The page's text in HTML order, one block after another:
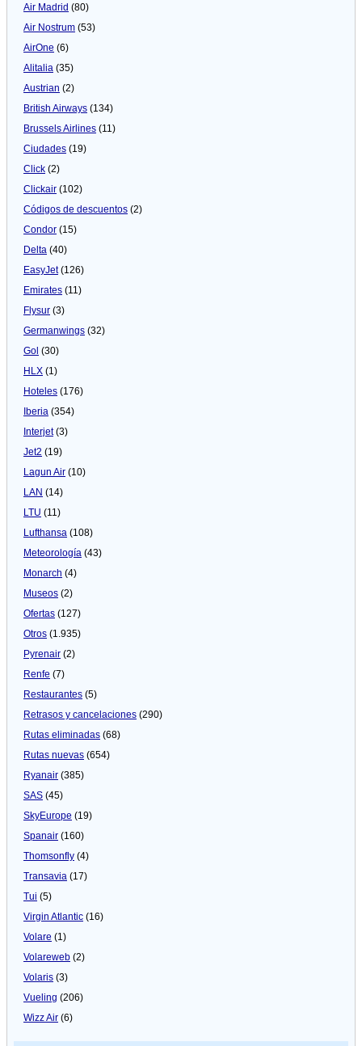
Air Madrid (80)
Air Nostrum (53)
AirOne (6)
Alitalia (35)
Austrian (2)
British Airways (134)
Brussels Airlines (11)
Ciudades (19)
Click (2)
Clickair (102)
Códigos de descuentos (2)
Condor (15)
Delta (40)
EasyJet(126)
Emirates (11)
Flysur (3)
Germanwings (32)
Gol (30)
HLX (1)
Hoteles (176)
Iberia (354)
Interjet(3)
Jet2 (19)
Lagun Air (10)
LAN (14)
LTU (11)
Lufthansa (108)
Meteorologí­a (43)
Monarch (4)
Museos (2)
Ofertas (127)
Otros (1.935)
Pyrenair (2)
Renfe (7)
Restaurantes (5)
Retrasos y cancelaciones (290)
Rutas eliminadas (68)
Rutas nuevas (654)
Ryanair (385)
SAS (45)
SkyEurope (19)
Spanair (160)
Thomsonfly (4)
Transavia (17)
Tui (5)
Virgin Atlantic (16)
Volare (1)
Volareweb (2)
Volaris (3)
Vueling (206)
Wizz Air (6)